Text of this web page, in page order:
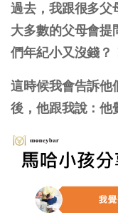
過去，我跟很多父
大多數的父母會提
們年紀小又沒錢？
這時候我會告訴他
後，他跟我說：他